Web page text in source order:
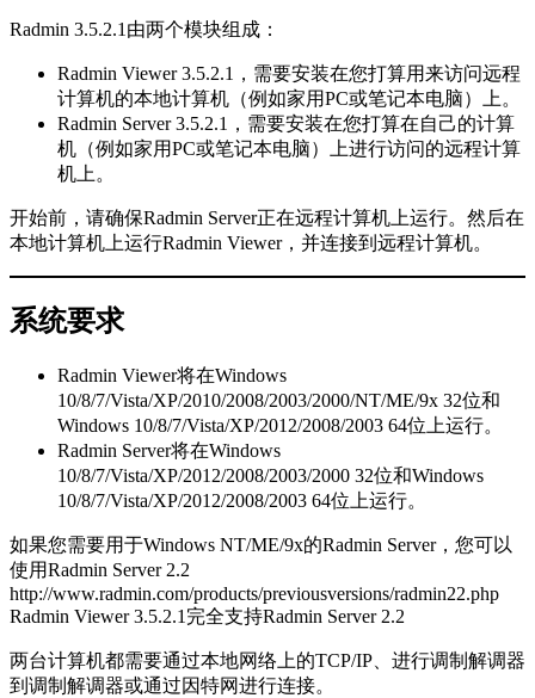
Radmin 3.5.2.1由两个模块组成：
Radmin Viewer 3.5.2.1，需要安装在您打算用来访问远程
计算机的本地计算机（例如家用PC或笔记本电脑）上。
Radmin Server 3.5.2.1，需要安装在您打算在自己的计算
机（例如家用PC或笔记本电脑）上进行访问的远程计算
机上。
开始前，请确保Radmin Server正在远程计算机上运行。然后在
本地计算机上运行Radmin Viewer，并连接到远程计算机。
系统要求
Radmin Viewer将在Windows
10/8/7/Vista/XP/2010/2008/2003/2000/NT/ME/9x 32位和
Windows 10/8/7/Vista/XP/2012/2008/2003 64位上运行。
Radmin Server将在Windows
10/8/7/Vista/XP/2012/2008/2003/2000 32位和Windows
10/8/7/Vista/XP/2012/2008/2003 64位上运行。
如果您需要用于Windows NT/ME/9x的Radmin Server，您可以
使用Radmin Server 2.2
http://www.radmin.com/products/previousversions/radmin22.php
Radmin Viewer 3.5.2.1完全支持Radmin Server 2.2
两台计算机都需要通过本地网络上的TCP/IP、进行调制解调器
到调制解调器或通过因特网进行连接。